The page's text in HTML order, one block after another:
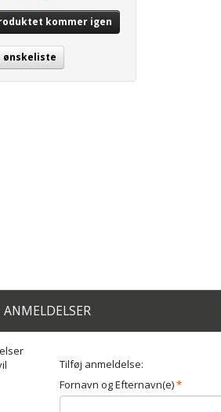
kommer igen
ønskeliste
ANMELDELSER
Tilføj anmeldelse:
Fornavn og Efternavn(e)